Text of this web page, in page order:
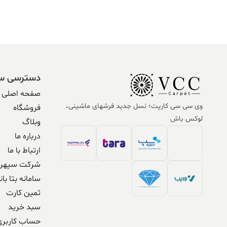
وی سی سی کارپت؛ نسل جدید فرشهای ماشینی،
لوکس باش
دسترسی
صفحه اصلی
فروشگاه
وبلاگ
درباره ما
ارتباط با ما
شرکت
سامانه بتا
ثمین کارت
سبد خرید
حساب